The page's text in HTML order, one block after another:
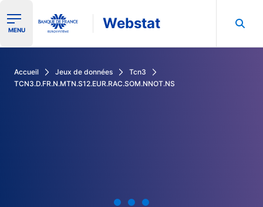
Ouvrir le menu de navigation
MENU Webstat
Accueil Jeux de données
Tcn3
TCN3.D.FR.N.MTN.S12.EUR.RAC.SOM.NNOT.NS